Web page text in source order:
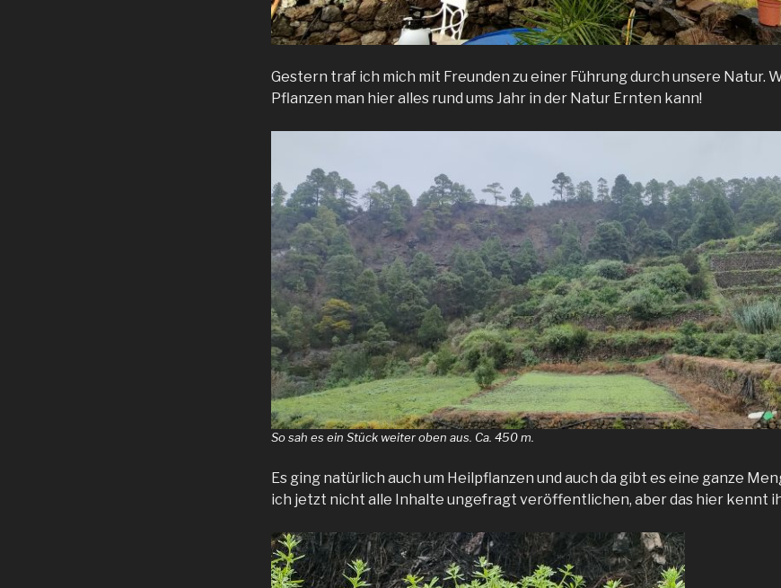
Gestern traf ich mich mit Freunden zu einer Führung durch unsere Natur.
Pflanzen man hier alles rund ums Jahr in der Natur Ernten kann!
So sah es ein Stück weiter oben aus. Ca. 450 m.
Es ging natürlich auch um Heilpflanzen und auch da gibt es eine ganze
ich jetzt nicht alle Inhalte ungefragt veröffentlichen, aber das hier kennt